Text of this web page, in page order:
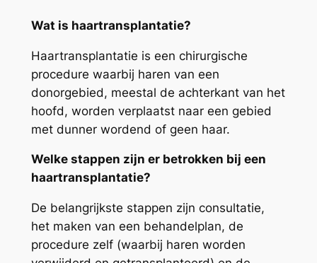
Wat is haartransplantatie?
Haartransplantatie is een chirurgische
procedure waarbij haren van een
donorgebied, meestal de achterkant van het
hoofd, worden verplaatst naar een gebied
met dunner wordend of geen haar.
Welke stappen zijn er betrokken bij een
haartransplantatie?
De belangrijkste stappen zijn consultatie,
het maken van een behandelplan, de
procedure zelf (waarbij haren worden